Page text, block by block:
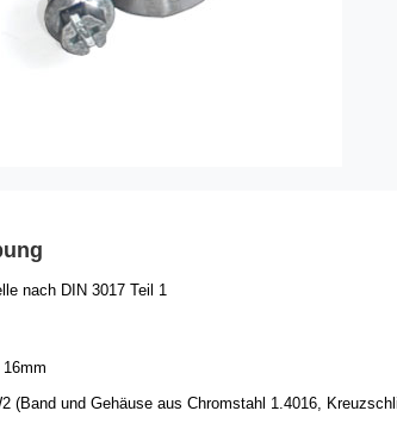
nach DIN 3017 Teil 1
(Band und Gehäuse aus Chromstahl 1.4016,